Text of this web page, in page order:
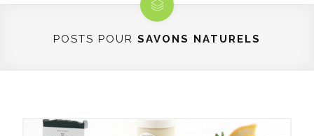
POSTS POUR SAVONS NATURELS